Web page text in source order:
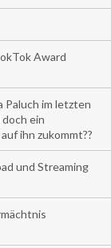
Award
Paluch im letzten
ein
ihn zukommt??
und Streaming